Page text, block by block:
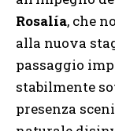
Rosalía, che
alla nuova
passaggio
stabilmente
presenza